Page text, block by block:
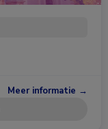
Meer informatie →